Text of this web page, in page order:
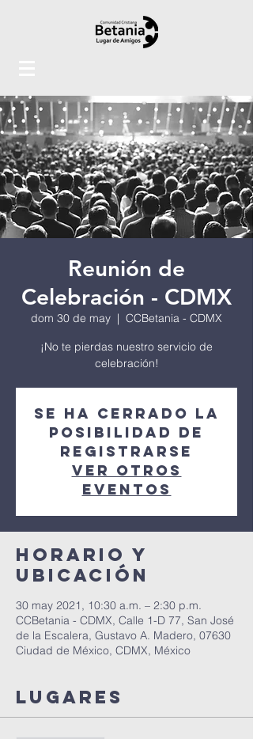
Reunión de
Celebración - CDMX
dom 30 de may
  |
CCBetania - CDMX
¡No te pierdas nuestro servicio de
celebración!
Se ha cerrado la
posibilidad de
registrarse
Ver otros
eventos
Horario y
Ubicación
30 may 2021, 10:30 a.m. – 2:30 p.m.
CCBetania - CDMX, Calle 1-D 77, San José
de la Escalera, Gustavo A. Madero, 07630
Ciudad de México, CDMX, México
Lugares